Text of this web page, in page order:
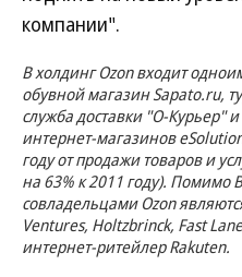
компании".
В холдинг Ozon входит
обувной магазин Sapato.ru,
служба доставки "О-Курьер"
интернет-магазинов
году от продажи товаров и
на 63% к 2011 году). Помимо
совладельцами Ozon
Ventures, Holtzbrinck, Fast
интернет-ритейлер Rakuten.